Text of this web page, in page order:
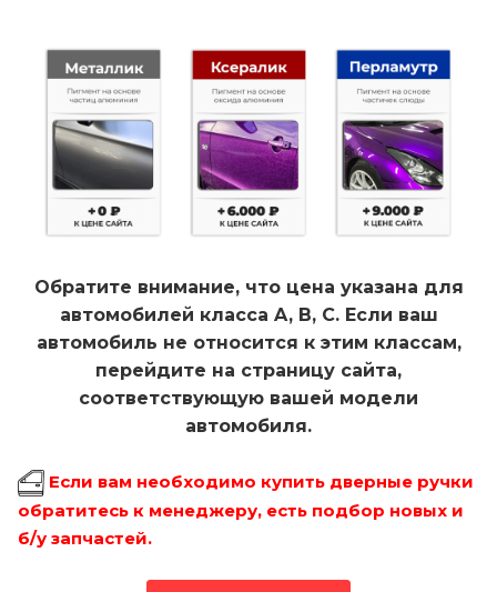
Обратите внимание, что цена указана для
автомобилей класса A, B, C. Если ваш
автомобиль не относится к этим классам,
перейдите на страницу сайта,
соответствующую вашей модели
автомобиля.
Если вам необходимо купить дверные ручки
обратитесь к менеджеру, есть подбор новых и
б/у запчастей.